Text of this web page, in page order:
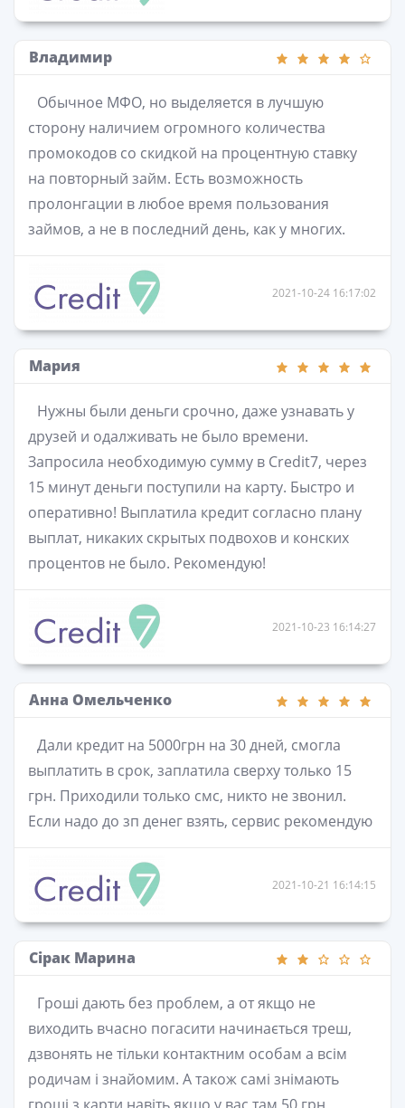
Владимир
Обычное МФО, но выделяется в лучшую
сторону наличием огромного количества
промокодов со скидкой на процентную ставку
на повторный займ. Есть возможность
пролонгации в любое время пользования
займов, а не в последний день, как у многих.
2021-10-24 16:17:02
Мария
Нужны были деньги срочно, даже узнавать у
друзей и одалживать не было времени.
Запросила необходимую сумму в Credit7, через
15 минут деньги поступили на карту. Быстро и
оперативно! Выплатила кредит согласно плану
выплат, никаких скрытых подвохов и конских
процентов не было. Рекомендую!
2021-10-23 16:14:27
Анна Омельченко
Дали кредит на 5000грн на 30 дней, смогла
выплатить в срок, заплатила сверху только 15
грн. Приходили только смс, никто не звонил.
Если надо до зп денег взять, сервис рекомендую
2021-10-21 16:14:15
Сірак Марина
Гроші дають без проблем, а от якщо не
виходить вчасно погасити начинається треш,
дзвонять не тільки контактним особам а всім
родичам і знайомим. А також самі знімають